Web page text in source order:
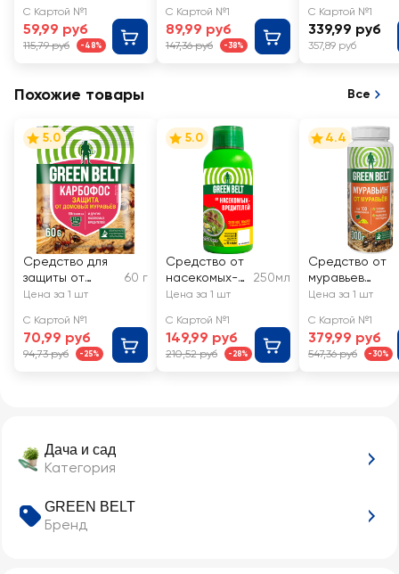
Дача и сад
Категория
GREEN BELT
Бренд
M, L полиэстер, Арт.
GVGL10-1
С Картой №1
59,99 руб
115,79 руб -48%
С Картой №1
89,99 руб
147,36 руб -38%
С Картой №1
339,99 руб
357,89 руб
Похожие товары Все
5.0
Средство для
защиты от
насекомых-
ГРИН БЭЛТ
Карбофос, Арт.
01-147
60 г
Цена за 1 шт
С Картой №1
70,99 руб
94,73 руб -25%
5.0
Средство от
насекомых-
вредителей
Зеленое
мыло, с
маслом
250мл
Цена за 1 шт
С Картой №1
149,99 руб
210,52 руб -28%
4.4
Средство от
муравьев
GREEN BELT
01-950
Цена за 1 шт
С Картой №1
379,99 руб
547,36 руб -30%